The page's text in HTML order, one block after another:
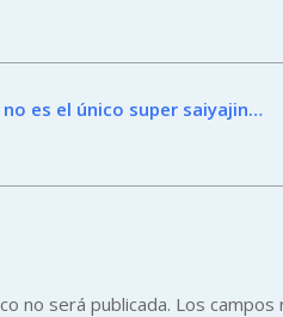
no es el único super saiyajin…
no será publicada. Los campos